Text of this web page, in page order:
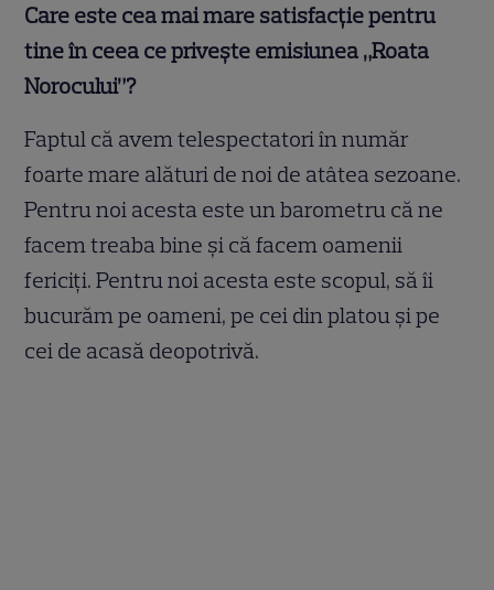
Care este cea mai mare satisfacție pentru
tine în ceea ce privește emisiunea „Roata
Norocului”?
Faptul că avem telespectatori în număr
foarte mare alături de noi de atâtea sezoane.
Pentru noi acesta este un barometru că ne
facem treaba bine și că facem oamenii
fericiți. Pentru noi acesta este scopul, să îi
bucurăm pe oameni, pe cei din platou și pe
cei de acasă deopotrivă.